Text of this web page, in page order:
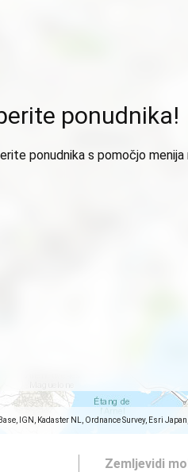
IGN, Kadaster NL, Ordnance Survey, Esri
ponudnika!
ponudnika s pomočjo menija
Zemljevidi